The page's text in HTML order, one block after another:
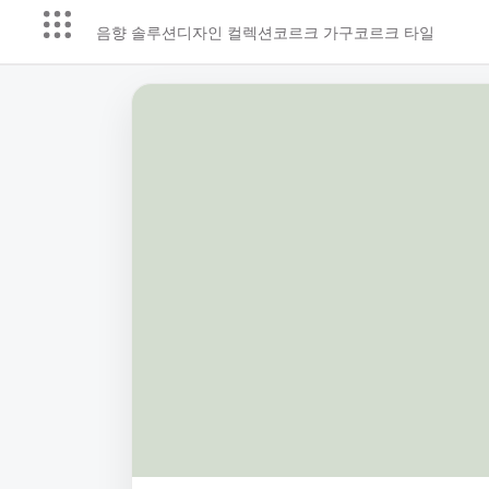
음향 솔루션디자인 컬렉션 코르크 가구코르크 타일